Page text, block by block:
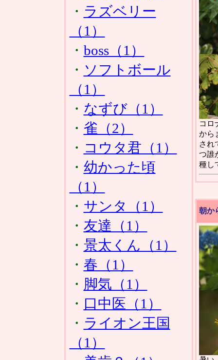
・ ラズベリー
（1）
・ boss（1）
・ ソフトボール
（1）
・ なずび（1）
・ 雀（2）
・ コウタ君（1）
・ 幼かった頃
（1）
・ サンタ（1）
・ 友達（1）
・ 景太くん（1）
・ 春（1）
・ 脚気（1）
・ 口中医（1）
・ ライオン王国
（1）
コロ
から
され
つ誰
種し
朝か